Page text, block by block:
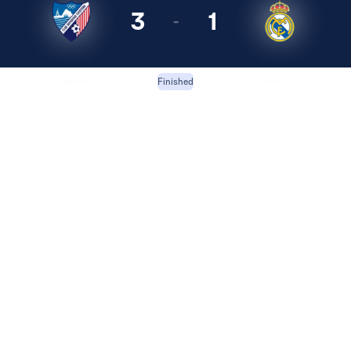
3 - 1
Finished